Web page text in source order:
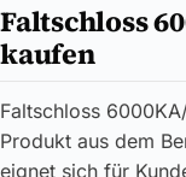
Faltschloss
kaufen
Faltschloss
Produkt aus dem
eignet sich für